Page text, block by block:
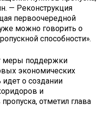
— Реконструкция
первоочередной
можно говорить о
способности».
меры поддержки
экономических
идет о создании
и
отметил глава